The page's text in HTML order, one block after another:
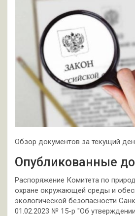
Обзор документов за текущий
Опубликованные
Распоряжение Комитета по
охране окружающей среды и
экологической безопасности
01.02.2023 № 15-р "Об